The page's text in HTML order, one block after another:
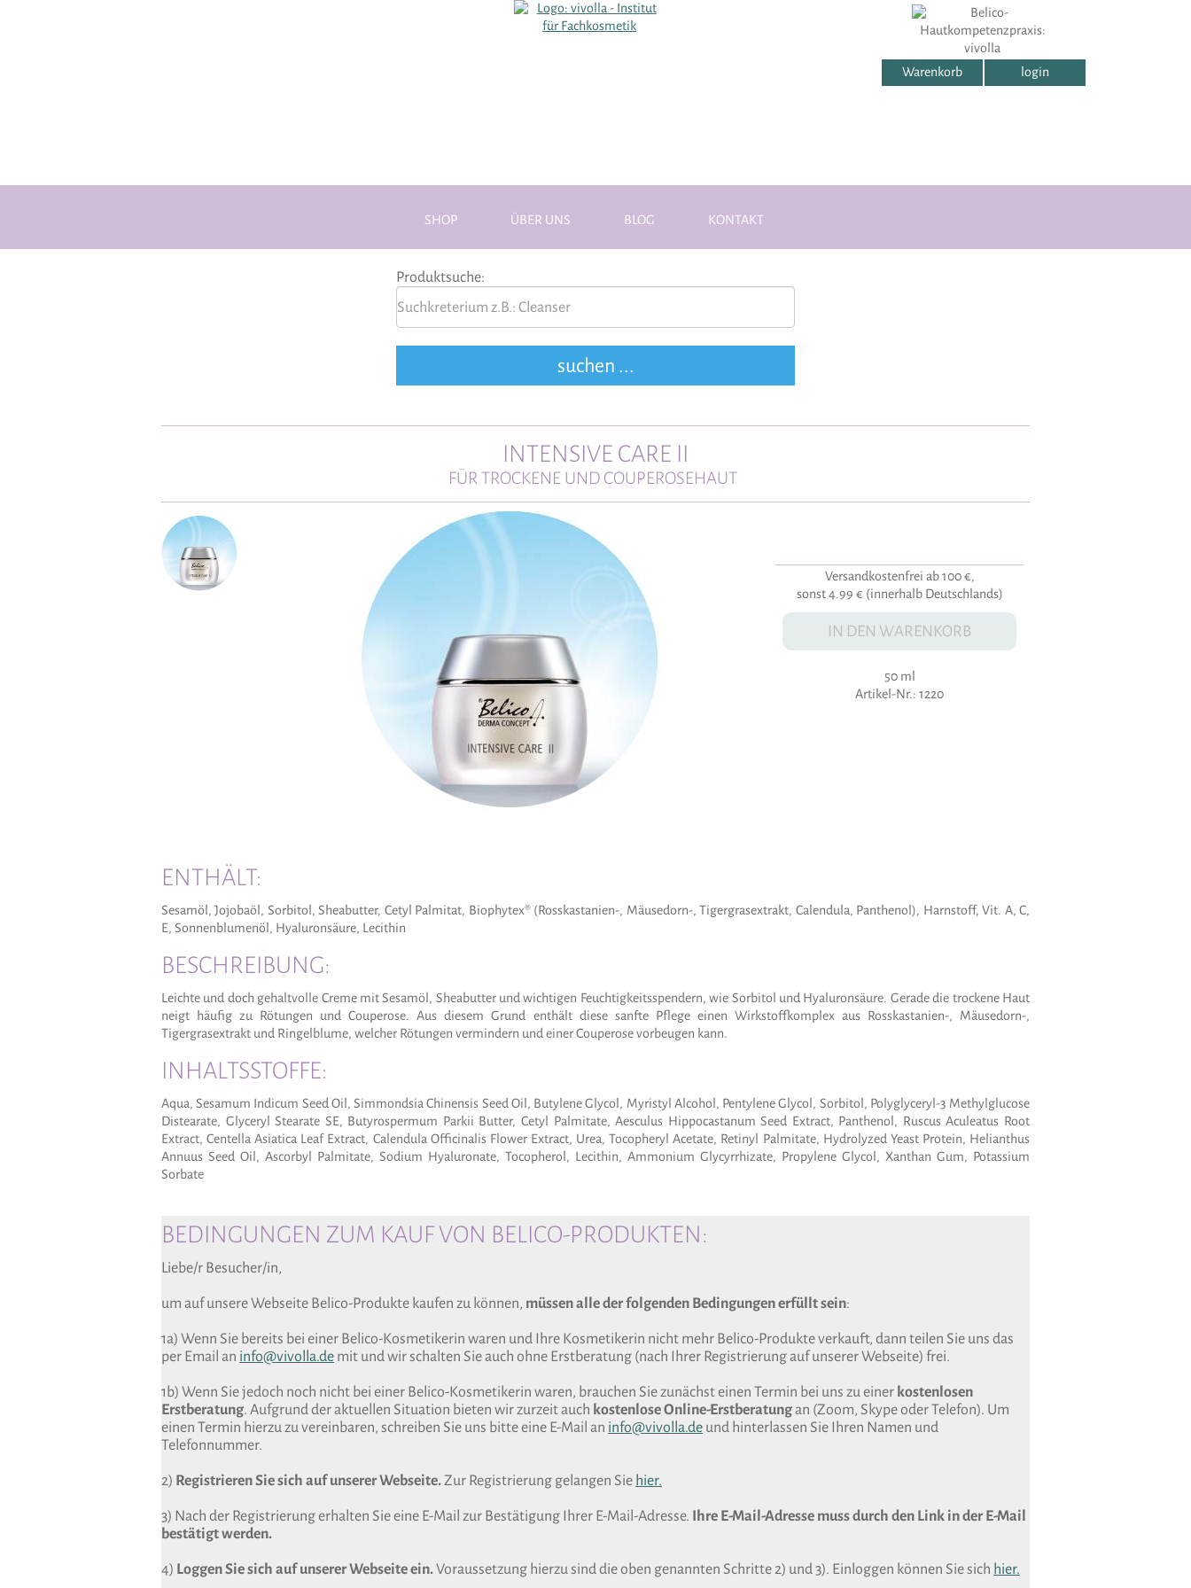
Warenkorb login
SHOP ÜBER UNS BLOG KONTAKT
Produktsuche:
INTENSIVE CARE II
FÜR TROCKENE UND COUPEROSEHAUT
Versandkostenfrei ab 100 €,
sonst 4.99 € (innerhalb Deutschlands)
IN DEN WARENKORB
50 ml
Artikel-Nr.: 1220
ENTHÄLT:
Sesamöl, Jojobaöl, Sorbitol, Sheabutter, Cetyl Palmitat, Biophytex® (Rosskastanien-, Mäusedorn-, Tigergrasextrakt, Calendula, Panthenol), Harnstoff, Vit. A, C,
E, Sonnenblumenöl, Hyaluronsäure, Lecithin
BESCHREIBUNG:
Leichte und doch gehaltvolle Creme mit Sesamöl, Sheabutter und wichtigen Feuchtigkeitsspendern, wie Sorbitol und Hyaluronsäure. Gerade die trockene Haut
neigt häufig zu Rötungen und Couperose. Aus diesem Grund enthält diese sanfte Pflege einen Wirkstoffkomplex aus Rosskastanien-, Mäusedorn-,
Tigergrasextrakt und Ringelblume, welcher Rötungen vermindern und einer Couperose vorbeugen kann.
INHALTSSTOFFE:
Aqua, Sesamum Indicum Seed Oil, Simmondsia Chinensis Seed Oil, Butylene Glycol, Myristyl Alcohol, Pentylene Glycol, Sorbitol, Polyglyceryl-3 Methylglucose
Distearate, Glyceryl Stearate SE, Butyrospermum Parkii Butter, Cetyl Palmitate, Aesculus Hippocastanum Seed Extract, Panthenol, Ruscus Aculeatus Root
Extract, Centella Asiatica Leaf Extract, Calendula Officinalis Flower Extract, Urea, Tocopheryl Acetate, Retinyl Palmitate, Hydrolyzed Yeast Protein, Helianthus
Annuus Seed Oil, Ascorbyl Palmitate, Sodium Hyaluronate, Tocopherol, Lecithin, Ammonium Glycyrrhizate, Propylene Glycol, Xanthan Gum, Potassium
Sorbate
BEDINGUNGEN ZUM KAUF VON BELICO-PRODUKTEN:
Liebe/r Besucher/in,
um auf unsere Webseite Belico-Produkte kaufen zu können, müssen alle der folgenden Bedingungen erfüllt sein:
1a) Wenn Sie bereits bei einer Belico-Kosmetikerin waren und Ihre Kosmetikerin nicht mehr Belico-Produkte verkauft, dann teilen Sie uns das
per Email an info@vivolla.demit und wir schalten Sie auch ohne Erstberatung (nach Ihrer Registrierung auf unserer Webseite) frei.
1b) Wenn Sie jedoch noch nicht bei einer Belico-Kosmetikerin waren, brauchen Sie zunächst einen Termin bei uns zu einerkostenlosen
Erstberatung. Aufgrund der aktuellen Situation bieten wir zurzeit auch kostenlose Online-Erstberatungan (Zoom, Skype oder Telefon). Um
einen Termin hierzu zu vereinbaren, schreiben Sie uns bitte eine E-Mail an info@vivolla.deund hinterlassen Sie Ihren Namen und
Telefonnummer.
2) Registrieren Sie sich auf unserer Webseite.Zur Registrierung gelangen Siehier.
3) Nach der Registrierung erhalten Sie eine E-Mail zur Bestätigung Ihrer E-Mail-Adresse. Ihre E-Mail-Adresse muss durch den Link in der E-Mail
bestätigt werden.
4) Loggen Sie sich auf unserer Webseite ein.Voraussetzung hierzu sind die oben genannten Schritte 2) und 3). Einloggen können Sie sich hier.